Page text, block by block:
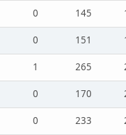
0 145
0 151
1 265
0 170
0 233